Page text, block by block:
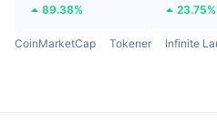
89.38% 23.75%
CoinMarketCap Tokener Infinite